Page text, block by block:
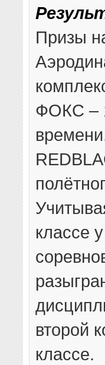
Призы
ФОКС –
классе
второй
классе.